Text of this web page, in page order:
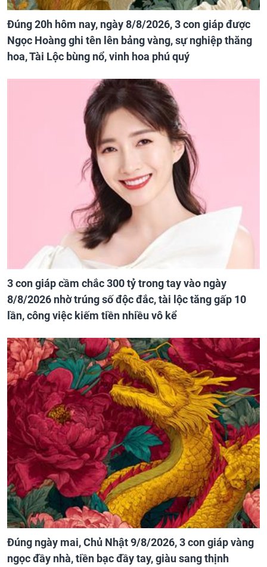
Đúng 20h hôm nay, ngày 8/8/2026, 3 con giáp được
Ngọc Hoàng ghi tên lên bảng vàng, sự nghiệp thăng
hoa, Tài Lộc bùng nổ, vinh hoa phú quý
3 con giáp cầm chắc 300 tỷ trong tay vào ngày
8/8/2026 nhờ trúng số độc đắc, tài lộc tăng gấp 10
lần, công việc kiếm tiền nhiều vô kể
Đúng ngày mai, Chủ Nhật 9/8/2026, 3 con giáp vàng
ngọc đầy nhà, tiền bạc đầy tay, giàu sang thịnh